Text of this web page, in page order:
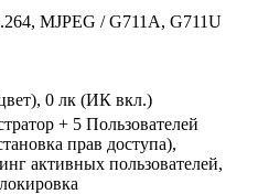
MJPEG / G711A, G711U
0 лк (ИК вкл.)
+ 5 Пользователей
прав доступа),
активных пользователей,